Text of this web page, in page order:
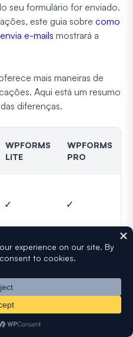
seu formulário for enviado.
este guia sobre como
e-mails mostrará a
mais maneiras de
Aqui está um resumo
diferenças.
WPFORMS
LITE
WPFORMS
PRO
✓ ✓
✓ ✓
✓